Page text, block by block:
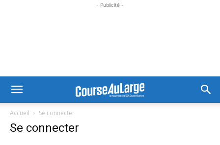
- Publicité -
Accueil Se connecter
Se connecter